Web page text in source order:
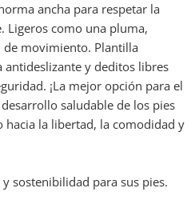
ancha para respetar la
Ligeros como una pluma,
movimiento. Plantilla
antideslizante y deditos libres
¡La mejor opción para el
saludable de los pies
hacia la libertad, la comodidad y
sostenibilidad para sus pies.